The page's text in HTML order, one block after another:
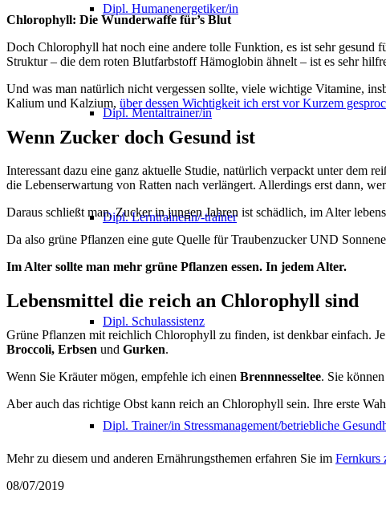
Dipl. Humanenergetiker/in
Dipl. Mentaltrainer/in
Dipl. Lerntrainerin/-trainer
Dipl. Schulassistenz
Dipl. Trainer/in Stressmanagement/betriebliche
Chlorophyll: Die Wunderwaffe für’s Blut
Doch Chlorophyll hat noch eine andere tolle Funktion, es ist sehr
Struktur – die dem roten Blutfarbstoff Hämoglobin ähnelt – ist es sehr
Und was man natürlich nicht vergessen sollte, viele wichtige Vitamine,
Kalium und Kalzium, über dessen Wichtigkeit ich erst vor Kurzem
Wenn Zucker doch Gesund ist
Interessant dazu eine ganz aktuelle Studie, natürlich verpackt unter dem
die Lebenserwartung von Ratten nach verlängert. Allerdings erst dann,
Daraus schließt man, Zucker in jungen Jahren ist schädlich, im Alter
Da also grüne Pflanzen eine gute Quelle für Traubenzucker UND
Im Alter sollte man mehr grüne Pflanzen essen. In jedem Alter.
Lebensmittel die reich an Chlorophyll sind
Grüne Pflanzen mit reichlich Chlorophyll zu finden, ist denkbar einfach.
Broccoli, Erbsen und Gurken.
Wenn Sie Kräuter mögen, empfehle ich einen Brennnesseltee. Sie
Aber auch das richtige Obst kann reich an Chlorophyll sein. Ihre erste
Mehr zu diesem und anderen Ernährungsthemen erfahren Sie im Fernkurs
08/07/2019